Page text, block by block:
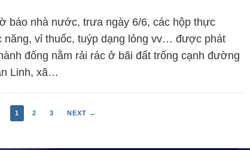
báo nhà nước, trưa ngày 6/6, các hộp thực
năng, vỉ thuốc, tuýp dạng lỏng vv… được phát
đống nằm rải rác ở bãi đất trống cạnh đường
Linh, xã…
1 2 3 NEXT →